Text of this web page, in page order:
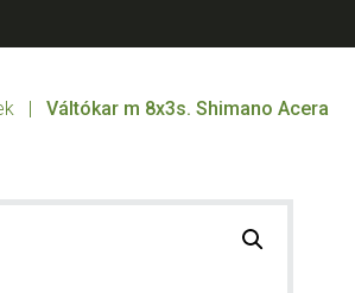
|
Váltókar m 8x3s. Shimano Acera